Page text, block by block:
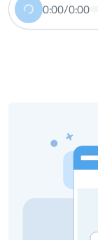
Riproduci
0:00/0:00